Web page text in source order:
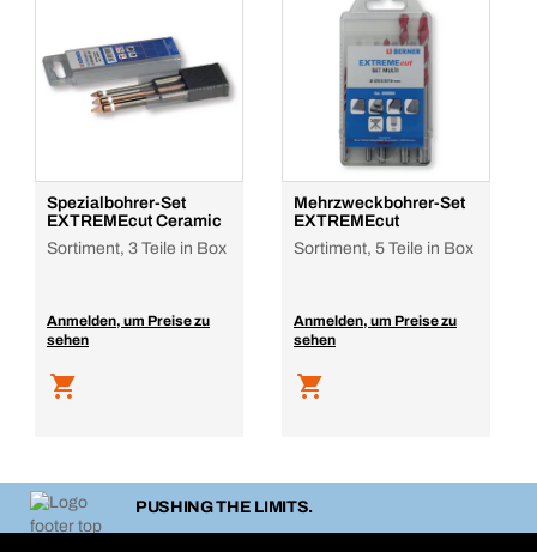
Spezialbohrer-Set
EXTREMEcut Ceramic
Sortiment, 3 Teile in Box
Anmelden, um Preise zu
sehen
Mehrzweckbohrer-Set
EXTREMEcut
Sortiment, 5 Teile in Box
Anmelden, um Preise zu
sehen
PUSHING THE LIMITS.